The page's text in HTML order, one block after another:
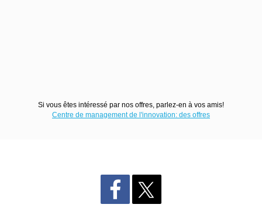
Si vous êtes intéressé par nos offres, parlez-en à vos amis!
Centre de management de l'innovation: des offres